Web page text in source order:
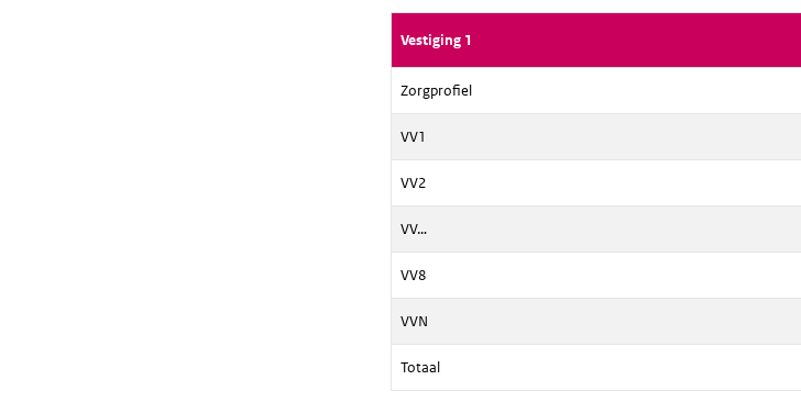
Vestiging 1
Zorgprofiel
VV1
VV2
VV…
VV8
VVN
Totaal